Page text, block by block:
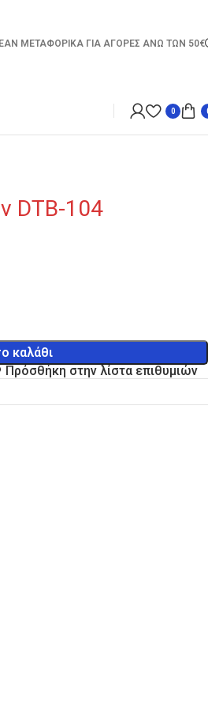
ΜΕΤΑΦΟΡΙΚΑ ΓΙΑ ΑΓΟΡΕΣ ΑΝΩ ΤΩΝ 50€
0
DTB-104
καλάθι
Πρόσθήκη στην λίστα επιθυμιών